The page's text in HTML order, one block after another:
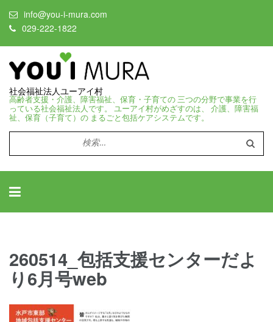
info@you-i-mura.com
029-222-1822
社会福祉法人ユーアイ村
高齢者支援・介護、障害福祉、保育・子育ての 三つの分野で事業を行
っている社会福祉法人です。 ユーアイ村がめざすのは、 介護、障害福
祉、保育（子育て）の まるごと包括ケアシステムです。
検
索:
260514_包括支援センターだよ
り6月号web